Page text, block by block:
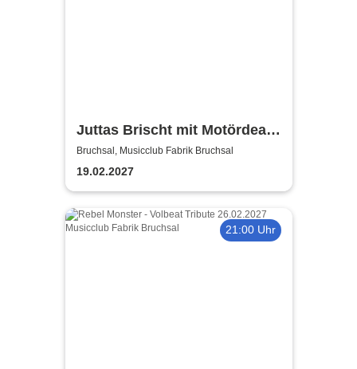
Juttas Brischt mit Motördeaf -
Judas Priest Tribute
Bruchsal, Musicclub Fabrik Bruchsal
19.02.2027
21:00 Uhr